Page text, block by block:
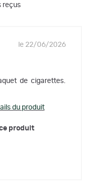
reçus
le 22/06/2026
de cigarettes.
du produit
produit